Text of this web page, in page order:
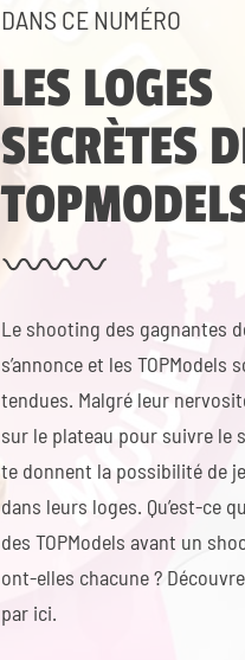
DANS CE NUMÉRO
LES LOGES
SECRÈTES
Le shooting des gagnantes
s’annonce et les TOPModels
tendues. Malgré leur
sur le plateau pour suivre le
te donnent la possibilité de
dans leurs loges. Qu’est-ce
des TOPModels avant un
ont-elles chacune ?
par ici.